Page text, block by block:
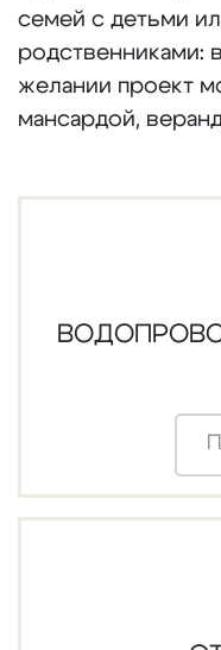
семей с детьми
родственниками:
желании проект
мансардой,